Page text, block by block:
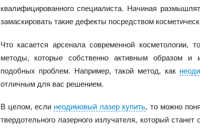
квалифицированного специалиста. Начиная
замаскировать такие дефекты посредством
Что касается арсенала современной
методы, которые собственно активным образом и
подобных проблем. Например, такой метод, как
отличным для вас решением.
В целом, если неодимовый лазер купить, то можно
твердотельного лазерного излучателя, который